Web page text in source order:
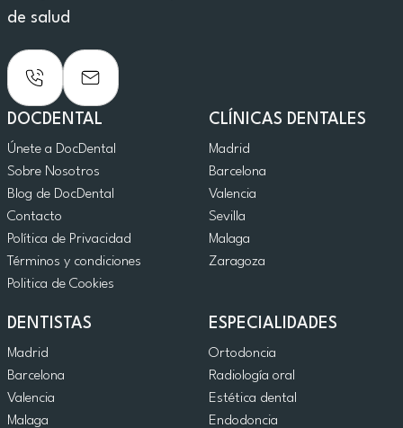
de salud
DOCDENTAL
Únete a DocDental
Sobre Nosotros
Blog de DocDental
Contacto
Política de Privacidad
Términos y condiciones
Politica de Cookies
CLÍNICAS DENTALES
Madrid
Barcelona
Valencia
Sevilla
Malaga
Zaragoza
DENTISTAS
Madrid
Barcelona
Valencia
Malaga
ESPECIALIDADES
Ortodoncia
Radiología oral
Estética dental
Endodoncia